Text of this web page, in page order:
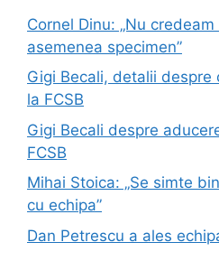
Cornel Dinu: „Nu
asemenea specimen”
Gigi Becali, detalii despre
la FCSB
Gigi Becali despre
FCSB
Mihai Stoica: „Se simte
cu echipa”
Dan Petrescu a ales